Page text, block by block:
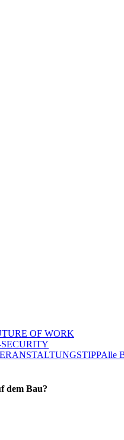
OF WORK
Alle
dem Bau?